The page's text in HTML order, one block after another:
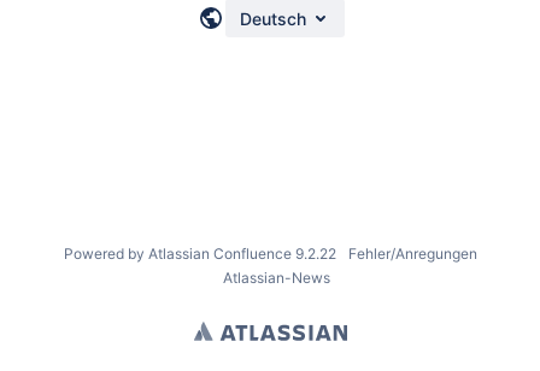
Deutsch
Powered by Atlassian Confluence 9.2.22
Fehler/Anregungen
Atlassian-News